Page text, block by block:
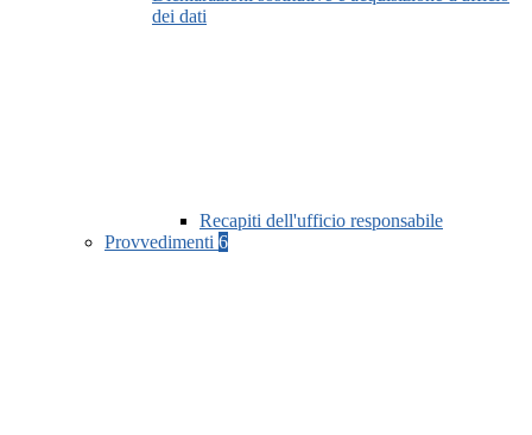
dei dati
Recapiti dell'ufficio responsabile
Provvedimenti 6